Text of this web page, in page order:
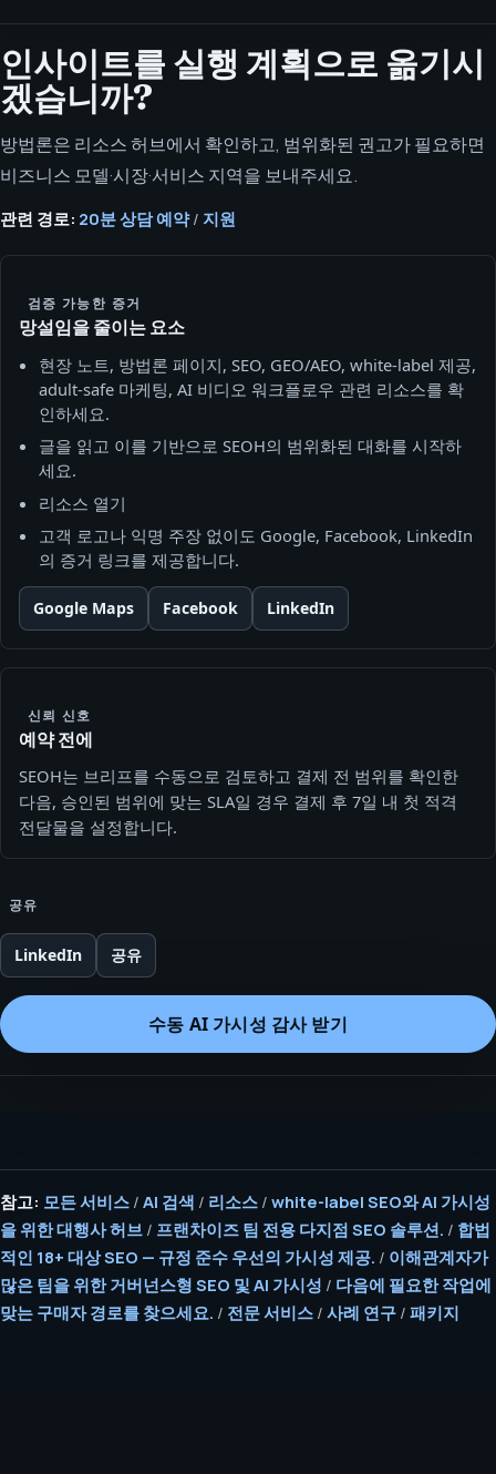
인사이트를 실행 계획으로 옮기시
겠습니까?
방법론은 리소스 허브에서 확인하고, 범위화된 권고가 필요하면
비즈니스 모델·시장·서비스 지역을 보내주세요.
관련 경로: 20분 상담 예약/ 지원
검증 가능한 증거
망설임을 줄이는 요소
현장 노트, 방법론 페이지, SEO, GEO/AEO, white-label 제공,
adult-safe 마케팅, AI 비디오 워크플로우 관련 리소스를 확
인하세요.
글을 읽고 이를 기반으로 SEOH의 범위화된 대화를 시작하
세요.
리소스 열기
고객 로고나 익명 주장 없이도 Google, Facebook, LinkedIn
의 증거 링크를 제공합니다.
Google Maps Facebook LinkedIn
신뢰 신호
예약 전에
SEOH는 브리프를 수동으로 검토하고 결제 전 범위를 확인한
다음, 승인된 범위에 맞는 SLA일 경우 결제 후 7일 내 첫 적격
전달물을 설정합니다.
공유
LinkedIn 공유
수동 AI 가시성 감사 받기
참고: 모든 서비스 / AI 검색 / 리소스 / white-label SEO와 AI 가시성
을 위한 대행사 허브 / 프랜차이즈 팀 전용 다지점 SEO 솔루션. / 합법
적인 18+ 대상 SEO — 규정 준수 우선의 가시성 제공. / 이해관계자가
많은 팀을 위한 거버넌스형 SEO 및 AI 가시성 / 다음에 필요한 작업에
맞는 구매자 경로를 찾으세요. / 전문 서비스 / 사례 연구 / 패키지